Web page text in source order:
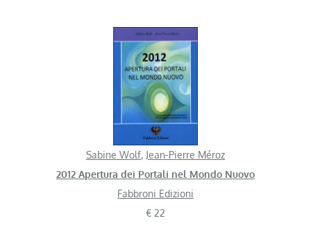
Sabine Wolf, Jean-Pierre Méroz
2012 Apertura dei Portali nel Mondo Nuovo
Fabbroni Edizioni
€ 22